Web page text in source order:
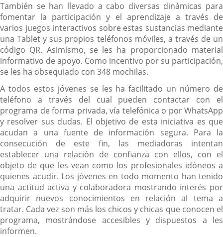
También se han llevado a cabo diversas dinámicas para
fomentar la participación y el aprendizaje a través de
varios juegos interactivos sobre estas sustancias mediante
una Tablet y sus propios teléfonos móviles, a través de un
código QR. Asimismo, se les ha proporcionado material
informativo de apoyo. Como incentivo por su participación,
se les ha obsequiado con 348 mochilas.
A todos estos jóvenes se les ha facilitado un número de
teléfono a través del cual pueden contactar con el
programa de forma privada, vía telefónica o por WhatsApp
y resolver sus dudas. El objetivo de esta iniciativa es que
acudan a una fuente de información segura. Para la
consecución de este fin, las mediadoras intentan
establecer una relación de confianza con ellos, con el
objeto de que les vean como los profesionales idóneos a
quienes acudir. Los jóvenes en todo momento han tenido
una actitud activa y colaboradora mostrando interés por
adquirir nuevos conocimientos en relación al tema a
tratar. Cada vez son más los chicos y chicas que conocen el
programa, mostrándose accesibles y dispuestos a les
informen.